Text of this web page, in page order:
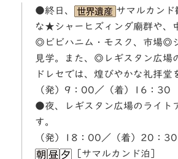
●終日、
サマルカン
な★シャーヒズィンダ廟群や、
◎ビビハニム・モスク、市場◎
見学。また、◎レギスタン広場
ドレセでは、煌びやかな礼拝堂
（発）9：00／（着）16：30
●夜、レギスタン広場のライト
す。
（発）18：00／（着）20：30
［サマルカンド泊］